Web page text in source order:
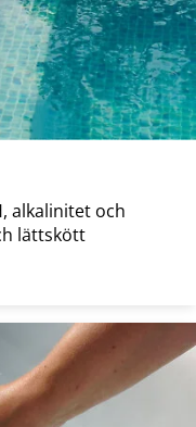
alkalinitet och
lättskött